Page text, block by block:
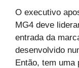
O executivo
MG4 deve
entrada da
desenvolvido
Então, tem uma